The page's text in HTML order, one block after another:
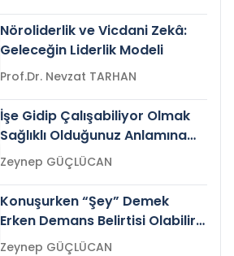
Nöroliderlik ve Vicdani Zekâ:
Geleceğin Liderlik Modeli
Prof.Dr. Nevzat TARHAN
İşe Gidip Çalışabiliyor Olmak
Sağlıklı Olduğunuz Anlamına
Gelir mi?Zeynep GÜÇLÜCAN
Konuşurken “Şey” Demek
Erken Demans Belirtisi Olabilir
mi?
Zeynep GÜÇLÜCAN